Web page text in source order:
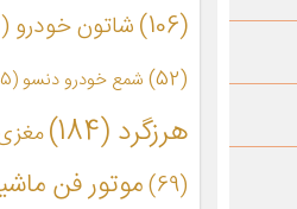
(106)
شاتون خودرو (87)
(52)
شمع خودرو دنسو (35)
هرزگرد (184)
(69)
موتور فن